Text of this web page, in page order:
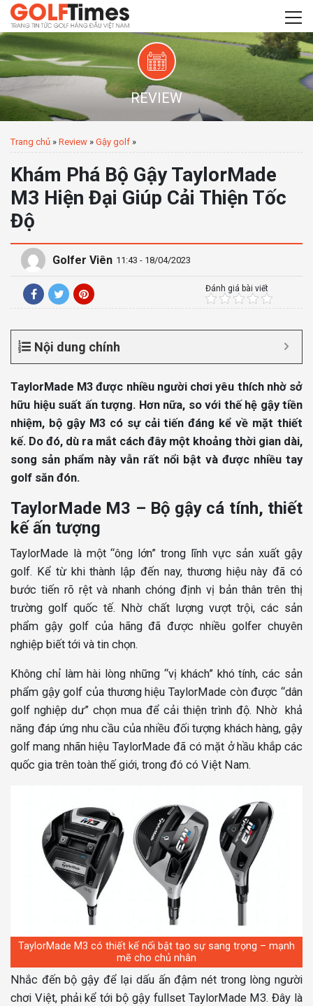
REVIEW
Trang chủ » Review » Gậy golf »
Khám Phá Bộ Gậy TaylorMade
M3 Hiện Đại Giúp Cải Thiện Tốc
Độ
Golfer Viên 11:43 - 18/04/2023
Đánh giá bài viết
Nội dung chính
TaylorMade M3 được nhiều người chơi yêu thích nhờ sở
hữu hiệu suất ấn tượng. Hơn nữa, so với thế hệ gậy tiền
nhiệm, bộ gậy M3 có sự cải tiến đáng kể về mặt thiết
kế. Do đó, dù ra mắt cách đây một khoảng thời gian dài,
song sản phẩm này vẫn rất nổi bật và được nhiều tay
golf săn đón.
TaylorMade M3 – Bộ gậy cá tính, thiết
kế ấn tượng
TaylorMade là một “ông lớn” trong lĩnh vực sản xuất gậy
golf. Kể từ khi thành lập đến nay, thương hiệu này đã có
bước tiến rõ rệt và nhanh chóng định vị bản thân trên thị
trường golf quốc tế. Nhờ chất lượng vượt trội, các sản
phẩm gậy golf của hãng đã được nhiều golfer chuyên
nghiệp biết tới và tin chọn.
Không chỉ làm hài lòng những “vị khách” khó tính, các sản
phẩm gậy golf của thương hiệu TaylorMade còn được “dân
golf nghiệp dư” chọn mua để cải thiện trình độ. Nhờ khả
năng đáp ứng nhu cầu của nhiều đối tượng khách hàng, gậy
golf mang nhãn hiệu TaylorMade đã có mặt ở hầu khắp các
quốc gia trên toàn thế giới, trong đó có Việt Nam.
TaylorMade M3 có thiết kế nổi bật tạo sự sang trọng – mạnh
mẽ cho chủ nhân
Nhắc đến bộ gậy để lại dấu ấn đậm nét trong lòng người
chơi Việt, phải kể tới bộ gậy fullset TaylorMade M3. Đây là